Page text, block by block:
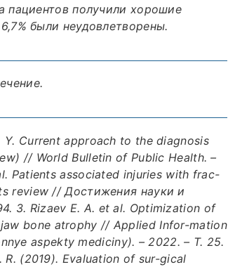
пациентов получили хорошие
были неудовлетворены.
Y. Current approach to the diagnosis
// World Bulletin of Public Health. –
Patients associated injuries with frac-
review // Достижения науки и
3. Rizaev E. A. et al. Optimization of
bone atrophy // Applied Infor-mation
aspekty mediciny). – 2022. – Т. 25.
(2019). Evaluation of sur-gical